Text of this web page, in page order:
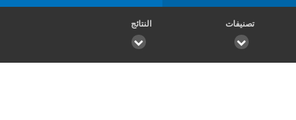
تصنيفات النتائج